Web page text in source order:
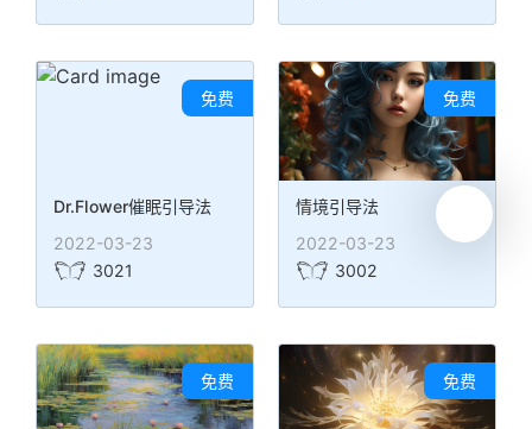
免费
Dr.Flower催眠引导法
2022-03-23
3021
免费
情境引导法
2022-03-23
3002
免费 免费